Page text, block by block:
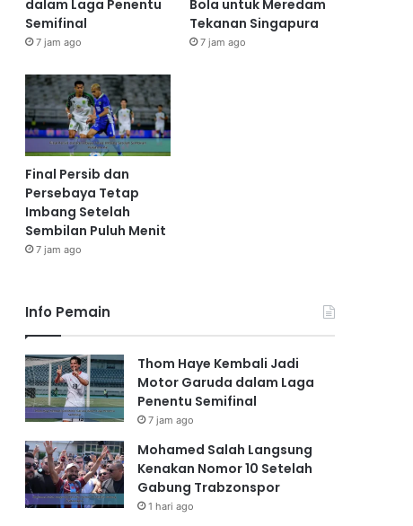
dalam Laga Penentu
Semifinal
7 jam ago
Bola untuk Meredam
Tekanan Singapura
7 jam ago
Final Persib dan
Persebaya Tetap
Imbang Setelah
Sembilan Puluh Menit
7 jam ago
Info Pemain
Thom Haye Kembali Jadi
Motor Garuda dalam Laga
Penentu Semifinal
7 jam ago
Mohamed Salah Langsung
Kenakan Nomor 10 Setelah
Gabung Trabzonspor
1 hari ago